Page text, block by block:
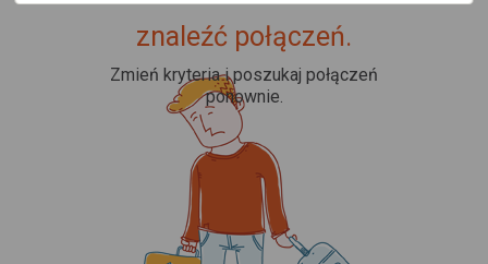
znaleźć połączeń.
Zmień kryteria i poszukaj połączeń
ponownie.